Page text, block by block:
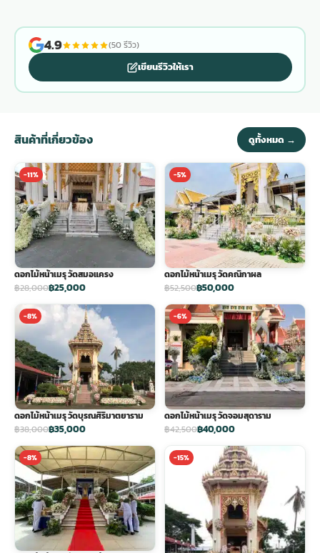
4.9 (50 รีวิว)
เขียนรีวิวให้เรา
สินค้าที่เกี่ยวข้อง ดูทั้งหมด →
-11%
ดอกไม้หน้าเมรุ วัดสมอแครง
฿28,000฿25,000
-5%
ดอกไม้หน้าเมรุ วัดคณิกาผล
฿52,500฿50,000
-8%
ดอกไม้หน้าเมรุ วัดบุรณศิริมาตยาราม
฿38,000฿35,000
-6%
ดอกไม้หน้าเมรุ วัดจอมสุดาราม
฿42,500฿40,000
-8% -15%